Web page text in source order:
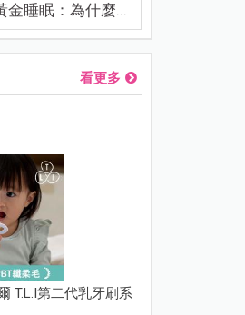
金睡眠：為什麼...
看更多
T.L.I第二代乳牙刷系